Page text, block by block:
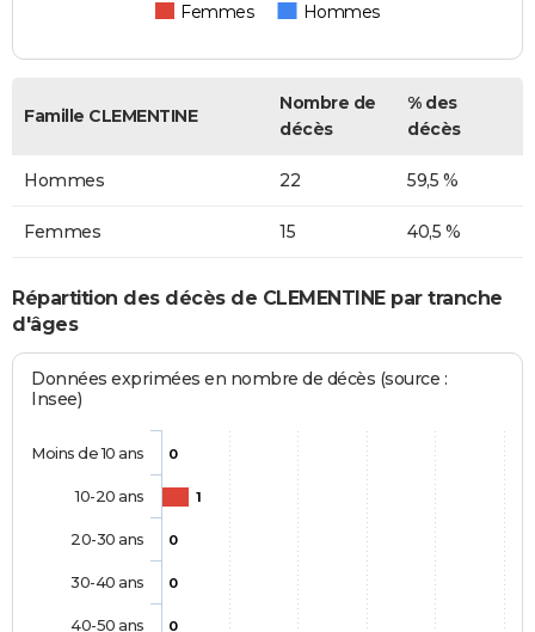
Femmes Hommes
Famille CLEMENTINE
Nombre de
décès
% des
décès
Hommes 22 59,5 %
Femmes 15 40,5 %
Répartition des décès de CLEMENTINE par tranche
d'âges
Données exprimées en nombre de décès (source :
Insee)
0
1
0
0
0
Moins de 10 ans
10-20 ans
20-30 ans
30-40 ans
40-50 ans